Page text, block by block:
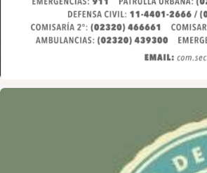
Asociación de Medios Vecinales